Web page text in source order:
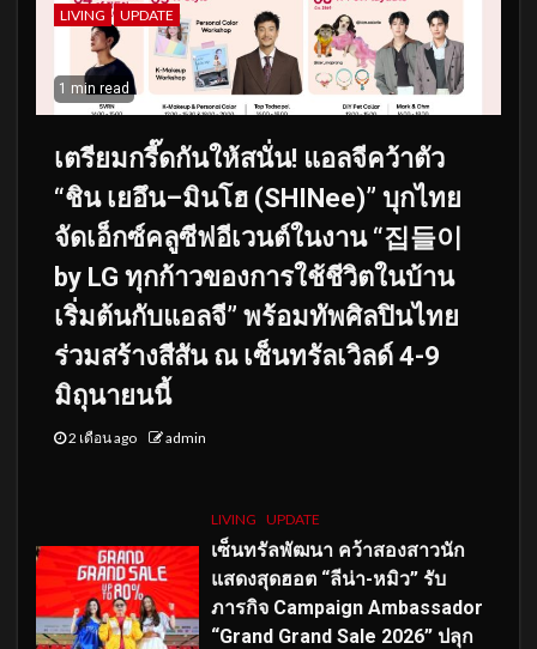
LIVING UPDATE
1 min read
เตรียมกรี๊ดกันให้สนั่น! แอลจีคว้าตัว
“ชิน เยอึน–มินโฮ (SHINee)” บุกไทย
จัดเอ็กซ์คลูซีฟอีเวนต์ในงาน “집들이
by LG ทุกก้าวของการใช้ชีวิตในบ้าน
เริ่มต้นกับแอลจี” พร้อมทัพศิลปินไทย
ร่วมสร้างสีสัน ณ เซ็นทรัลเวิลด์ 4-9
มิถุนายนนี้
2 เดือน ago admin
LIVING UPDATE
เซ็นทรัลพัฒนา คว้าสองสาวนัก
แสดงสุดฮอต “ลีน่า-หมิว” รับ
ภารกิจ Campaign Ambassador
“Grand Grand Sale 2026” ปลุก